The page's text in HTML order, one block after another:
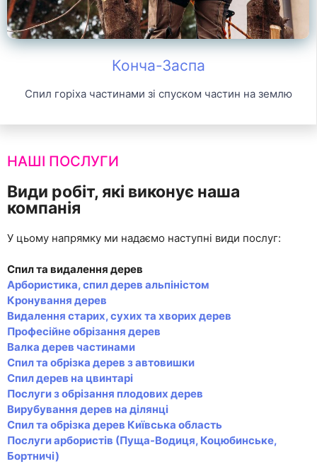
Конча-Заспа
Спил горіха частинами зі спуском частин на землю
НАШІ ПОСЛУГИ
Види робіт, які виконує наша
компанія
У цьому напрямку ми надаємо наступні види послуг:
Спил та видалення дерев
Арбористика, спил дерев альпіністом
Кронування дерев
Видалення старих, сухих та хворих дерев
Професійне обрізання дерев
Валка дерев частинами
Спил та обрізка дерев з автовишки
Спил дерев на цвинтарі
Послуги з обрізання плодових дерев
Вирубування дерев на ділянці
Спил та обрізка дерев Київська область
Послуги арбористів (Пуща-Водиця, Коцюбинське,
Бортничі)